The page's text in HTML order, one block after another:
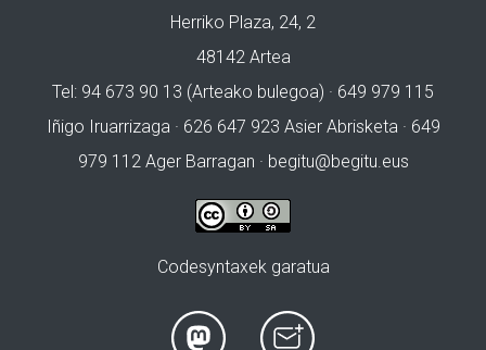
Herriko Plaza, 24, 2
48142 Artea
Tel: 94 673 90 13 (Arteako bulegoa) · 649 979 115
Iñigo Iruarrizaga · 626 647 923 Asier Abrisketa · 649
979 112 Ager Barragan · begitu@begitu.eus
Codesyntaxek garatua